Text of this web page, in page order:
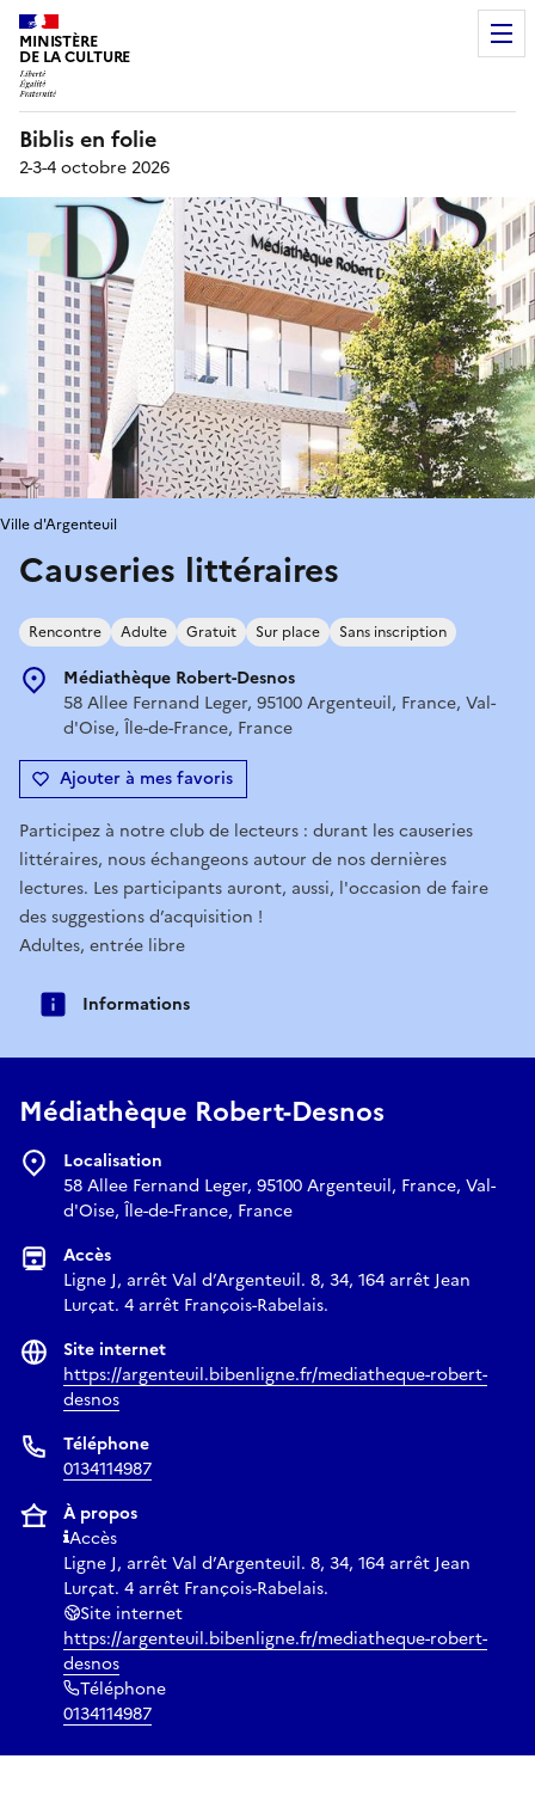
MINISTÈRE
DE LA CULTURE
Biblis en folie
2-3-4 octobre 2026
Causeries littéraires
Rencontre Adulte Gratuit Sur place Sans inscription
Médiathèque Robert-Desnos
58 Allee Fernand Leger, 95100 Argenteuil, France, Val-
d'Oise, Île-de-France, France
Ajouter à mes favoris
Ville d'Argenteuil
Participez à notre club de lecteurs : durant les causeries
littéraires, nous échangeons autour de nos dernières
lectures. Les participants auront, aussi, l'occasion de faire
des suggestions d’acquisition !
Adultes, entrée libre
Informations
Médiathèque Robert-Desnos
Localisation
58 Allee Fernand Leger, 95100 Argenteuil, France, Val-
d'Oise, Île-de-France, France
Accès
Ligne J, arrêt Val d’Argenteuil. 8, 34, 164 arrêt Jean
Lurçat. 4 arrêt François-Rabelais.
Site internet
https://argenteuil.bibenligne.fr/mediatheque-robert-
desnos
Téléphone
0134114987
À propos
Accès
Ligne J, arrêt Val d’Argenteuil. 8, 34, 164 arrêt Jean
Lurçat. 4 arrêt François-Rabelais.
Site internet
https://argenteuil.bibenligne.fr/mediatheque-robert-
desnos
Téléphone
0134114987